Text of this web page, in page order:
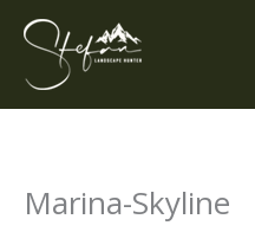
Zum
Inhalt
springen
Marina-Skyline